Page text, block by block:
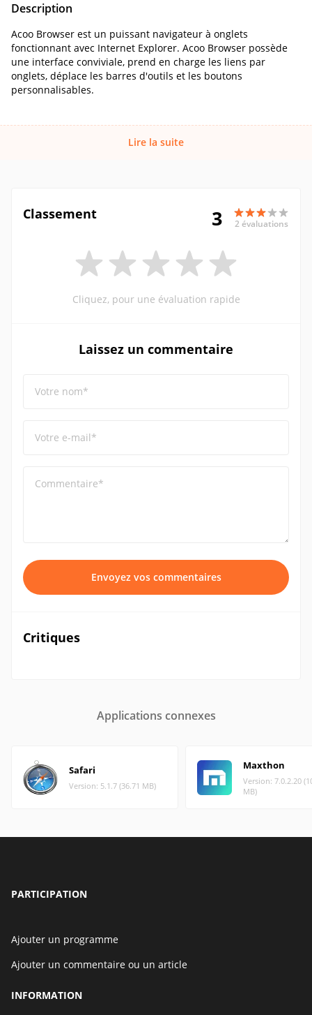
Description
Acoo Browser est un puissant navigateur à onglets
fonctionnant avec Internet Explorer. Acoo Browser possède
une interface conviviale, prend en charge les liens par
onglets, déplace les barres d'outils et les boutons
personnalisables.
Lire la suite
Classement 3 2 évaluations
Cliquez, pour une évaluation rapide
Laissez un commentaire
Votre nom*
Votre e-mail*
Commentaire*
Envoyez vos commentaires
Critiques
Applications connexes
Safari
Version: 5.1.7 (36.71 MB)
Maxthon
Version: 7.0.2.20
MB)
PARTICIPATION
Ajouter un programme
Ajouter un commentaire ou un article
INFORMATION